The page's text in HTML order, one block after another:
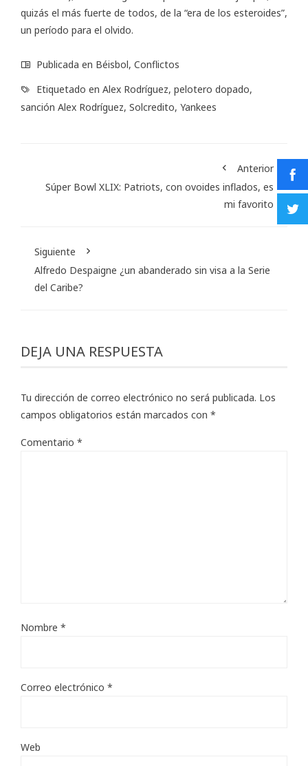
quizás el más fuerte de todos, de la “era de los esteroides”,
un período para el olvido.
Publicada en Béisbol, Conflictos
Etiquetado en Alex Rodríguez, pelotero dopado,
sanción Alex Rodríguez, Solcredito, Yankees
Anterior
Súper Bowl XLIX: Patriots, con ovoides inflados, es
mi favorito
Siguiente
Alfredo Despaigne ¿un abanderado sin visa a la Serie
del Caribe?
DEJA UNA RESPUESTA
Tu dirección de correo electrónico no será publicada. Los
campos obligatorios están marcados con *
Comentario *
Nombre *
Correo electrónico *
Web